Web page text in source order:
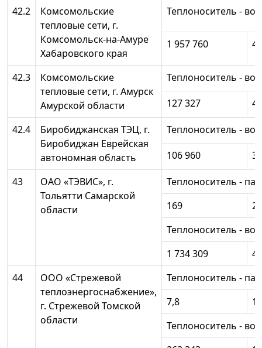
42.2
Комсомольские
тепловые сети, г.
Комсомольск-на-Амуре
Хабаровского края
Теплоноситель -
1 957 760
42.3
Комсомольские
тепловые сети, г. Амурск
Амурской области
Теплоноситель -
127 327
42.4
Биробиджанская ТЭЦ, г.
Биробиджан Еврейская
автономная область
Теплоноситель -
106 960
43
ОАО «ТЭВИС», г.
Тольятти Самарской
области
Теплоноситель - пар
169
Теплоноситель -
1 734 309
44
ООО «Стрежевой
теплоэнергоснабжение»,
г. Стрежевой Томской
области
Теплоноситель - пар
7,8
1
Теплоноситель -